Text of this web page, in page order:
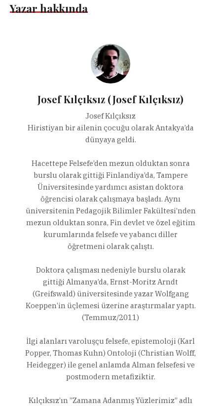
Yazar hakkında
Josef Kılçıksız (Josef Kılçıksız)
Josef Kılçıksız
Hiristiyan bir ailenin çocuğu olarak Antakya’da
dünyaya geldi.
Hacettepe Felsefe’den mezun olduktan sonra
burslu olarak gittiği Finlandiya’da, Tampere
Üniversitesinde yardımcı asistan doktora
öğrencisi olarak çalışmaya başladı. Aynı
üniversitenin Pedagojik Bilimler Fakültesi’nden
mezun olduktan sonra, Fin devlet ve özel eğitim
kurumlarında felsefe ve yabancı diller
öğretmeni olarak çalıştı.
Doktora çalışması nedeniyle burslu olarak
gittiği Almanya’da, Ernst-Moritz Arndt
(Greifswald) üniversitesinde yazar Wolfgang
Koeppen’in üçlemesi üzerine araştırmalar yaptı.
(Temmuz/2011)
İlgi alanları varoluşçu felsefe, epistemoloji (Karl
Popper, Thomas Kuhn) Ontoloji (Christian Wolff,
Heidegger) ile genel anlamda Alman felsefesi ve
postmodern metafiziktir.
Kılçıksız’ın ”Zamana Adanmış Yüzlerimiz” adlı